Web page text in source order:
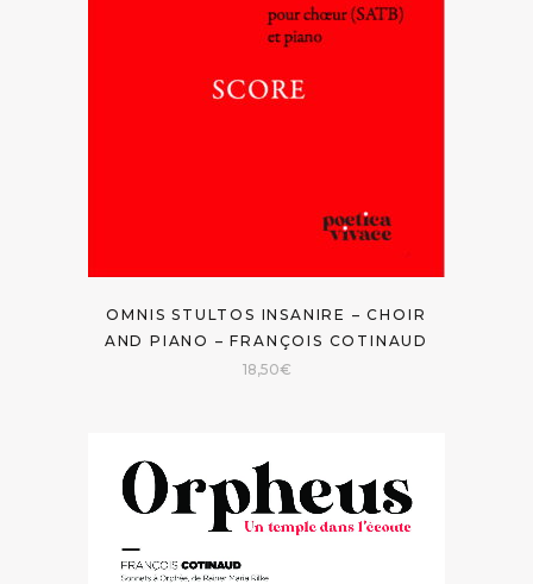
OMNIS STULTOS INSANIRE – CHOIR
AND PIANO – FRANÇOIS COTINAUD
18,50€